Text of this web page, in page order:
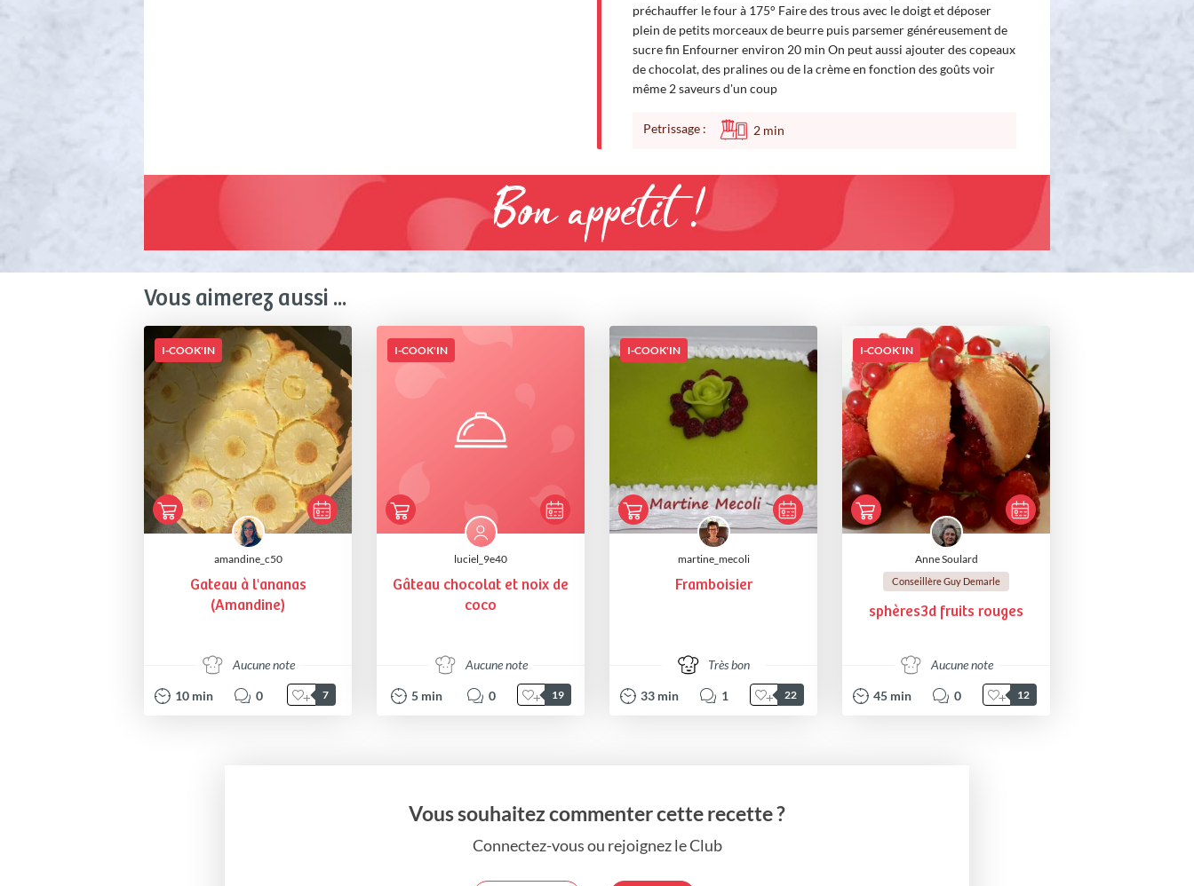
préchauffer le four à 175° Faire des trous avec le doigt et déposer
plein de petits morceaux de beurre puis parsemer généreusement de
sucre fin Enfourner environ 20 min On peut aussi ajouter des copeaux
de chocolat, des pralines ou de la crème en fonction des goûts voir
même 2 saveurs d'un coup
Petrissage : 2 min
Bon appétit !
Vous aimerez aussi ...
I-COOK'IN
amandine_c50
Gateau à l'ananas
(Amandine)
Aucune note
10 min 0 7
I-COOK'IN
luciel_9e40
Gâteau chocolat et noix de
coco
Aucune note
5 min 0 19
I-COOK'IN
martine_mecoli
Framboisier
Très bon
33 min 1 22
I-COOK'IN
Anne Soulard
Conseillère Guy Demarle
sphères3d fruits rouges
Aucune note
45 min 0 12
Vous souhaitez commenter cette recette ?
Connectez-vous ou rejoignez le Club